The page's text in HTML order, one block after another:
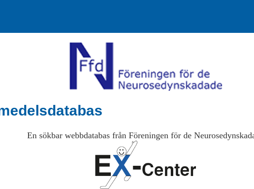
En sökbar webbdatabas från Föreningen för de